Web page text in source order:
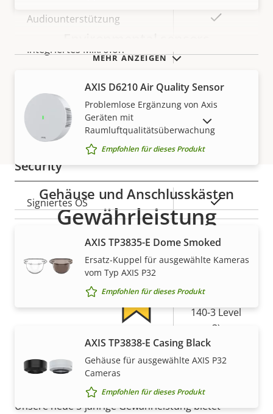
Eigentumsbeschreibung Eigentumswert
Audiounterstützung
Integriertes Mikrofon
Netzwerk
Eigentumsbeschreibung Eigentumswert
PoE-Klasse 3
Security
Eigentumsbeschreibung Eigentumswert
Signiertes OS Ja
Secure keystore
Secure
EAL6+, FIPS
140-3 Level
3)
Axis Edge Vault Ja
MEHR ANZEIGEN
AXIS D6210 Air Quality Sensor
Problemlose Ergänzung von Axis
Geräten mit
Raumluftqualitätsüberwachung
Empfohlen für dieses Produkt
Gehäuse und Anschlusskästen
AXIS TP3835-E Dome Smoked
Ersatz-Kuppel für ausgewählte Kameras
vom Typ AXIS P32
Empfohlen für dieses Produkt
AXIS TP3838-E Casing Black
Gehäuse für ausgewählte AXIS P32
Cameras
Empfohlen für dieses Produkt
AUSLAUFPRODUKTE ANZEIGEN
Gewährleistung
5-Jahres-Gewährleistung für
ein sicheres Gefühl
Unsere neue 5-jährige Gewährleistung bietet